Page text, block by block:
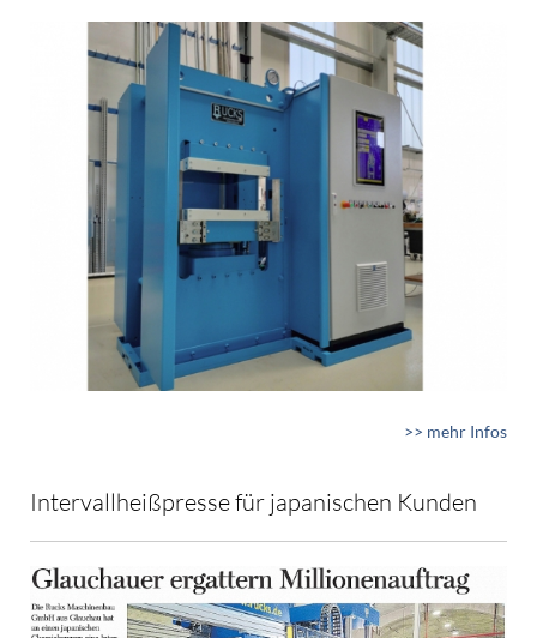
>> mehr Infos
Intervallheißpresse für japanischen Kunden